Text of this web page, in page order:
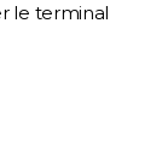
le terminal